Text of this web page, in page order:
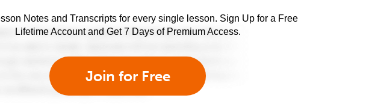
Notes and Transcripts for every single lesson. Sign Up for a Free
Lifetime Account and Get 7 Days of Premium Access.
Join for Free